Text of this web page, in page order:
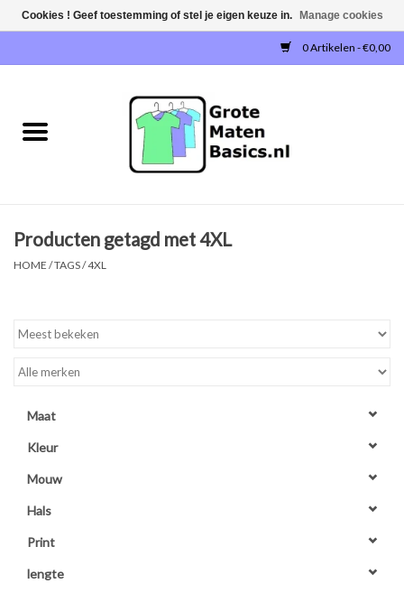
0 Artikelen - €0,00
NIEUW!
SWEATERS / SWEATVESTEN
JOGGINGBROEKEN
OVERHEMDEN
BROEKEN / SHORTS
Producten getagd met 4XL
HOME /TAGS/4XL
Maat
Kleur
Mouw
Hals
Print
lengte
Cookies ! Geef toestemming of stel je eigen keuze in. Manage cookies